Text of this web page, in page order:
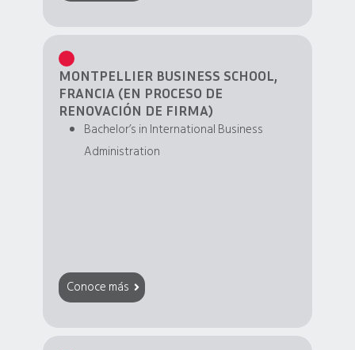
MONTPELLIER BUSINESS SCHOOL,
FRANCIA (EN PROCESO DE
RENOVACIÓN DE FIRMA)
Bachelor’s in International Business
Administration
Conoce más